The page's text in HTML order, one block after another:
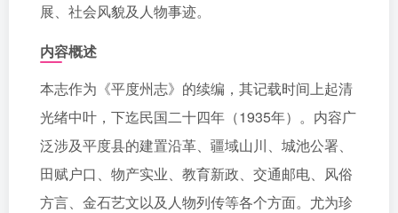
展、社会风貌及人物事迹。
内容概述
本志作为《平度州志》的续编，其记载时间上起清
光绪中叶，下迄民国二十四年（1935年）。内容广
泛涉及平度县的建置沿革、疆域山川、城池公署、
田赋户口、物产实业、教育新政、交通邮电、风俗
方言、金石艺文以及人物列传等各个方面。尤为珍